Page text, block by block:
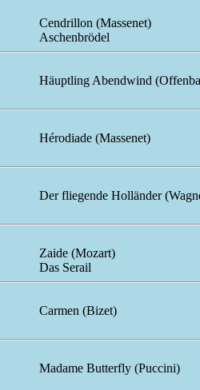
Cendrillon (Massenet)
Aschenbrödel
Häuptling Abendwind
Hérodiade (Massenet)
Der fliegende Holländer
Zaide (Mozart)
Das Serail
Carmen (Bizet)
Madame Butterfly (Puccini)